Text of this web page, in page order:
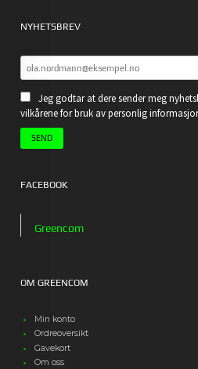
NYHETSBREV
Jeg godtar at dere sender meg
vilkårene for bruk av personlig
FACEBOOK
Greencom
OM GREENCOM
Min konto
Ordreoversikt
Gavekort
Om oss